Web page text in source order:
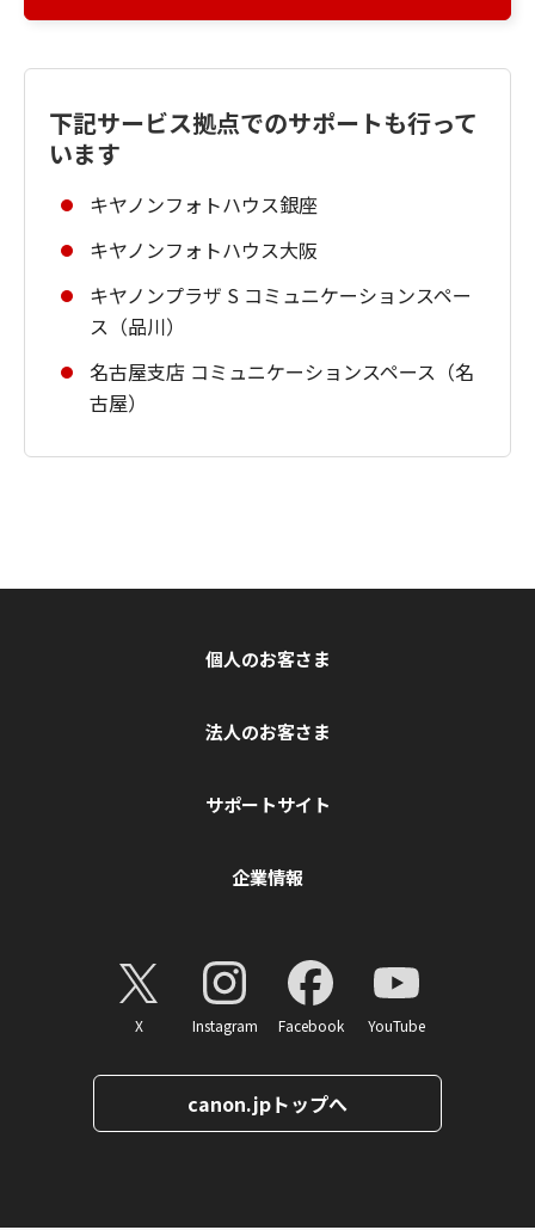
下記サービス拠点でのサポートも行って
います
キヤノンフォトハウス銀座
キヤノンフォトハウス大阪
キヤノンプラザ S コミュニケーションスペー
ス（品川）
名古屋支店 コミュニケーションスペース（名
古屋）
個人のお客さま
法人のお客さま
サポートサイト
企業情報
X Instagram Facebook YouTube
canon.jpトップへ